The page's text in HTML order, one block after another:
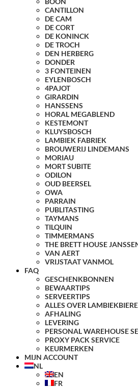
CANTILLON
DE CAM
DE CORT
DE KONINCK
DE TROCH
DEN HERBERG
DONDER
3 FONTEINEN
EYLENBOSCH
4PAJOT
GIRARDIN
HANSSENS
HORAL MEGABLEND
KESTEMONT
KLUYSBOSCH
LAMBIEK FABRIEK
BROUWERIJ LINDEMANS
MORIAU
MORT SUBITE
ODILON
OUD BEERSEL
OWA
PARRAIN
PUBLITASTING
TAYMANS
TILQUIN
TIMMERMANS
THE BRETT HOUSE
VAN AERT
VRIJSTAAT VANMOL
FAQ
GESCHENKBONNEN
BEWAARTIPS
SERVEERTIPS
ALLES OVER
AFHALING
LEVERING
PERSONAL WAREHOUSE
PROXY PACK SERVICE
KEURMERKEN
MIJN ACCOUNT
NL
EN
FR